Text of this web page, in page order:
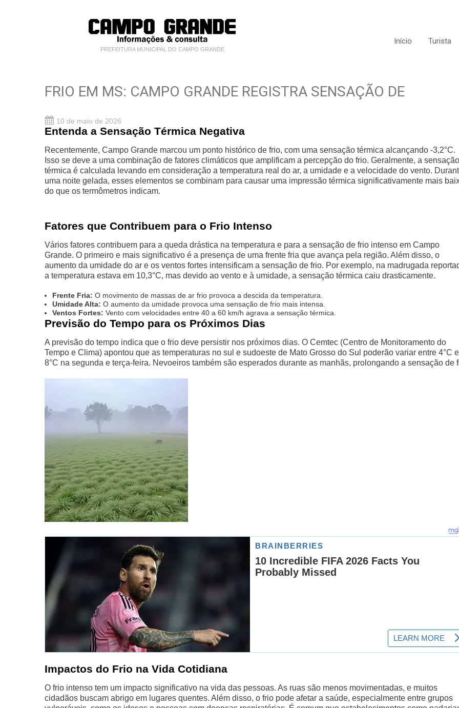
PREFEITURA MUNICIPAL DO CAMPO GRANDE
Início Turista
FRIO EM MS: CAMPO GRANDE REGISTRA SENSAÇÃO DE
10 de maio de 2026
Entenda a Sensação Térmica Negativa
Recentemente, Campo Grande marcou um ponto histórico de frio, com uma sensação térmica alcançando -3,2°C.
Isso se deve a uma combinação de fatores climáticos que amplificam a percepção do frio. Geralmente, a sensação
térmica é calculada levando em consideração a temperatura real do ar, a umidade e a velocidade do vento.
uma noite gelada, esses elementos se combinam para causar uma impressão térmica significativamente mais
do que os termômetros indicam.
Fatores que Contribuem para o Frio Intenso
Vários fatores contribuem para a queda drástica na temperatura e para a sensação de frio intenso em Campo
Grande. O primeiro e mais significativo é a presença de uma frente fria que avança pela região. Além disso, o
aumento da umidade do ar e os ventos fortes intensificam a sensação de frio. Por exemplo, na madrugada
a temperatura estava em 10,3°C, mas devido ao vento e à umidade, a sensação térmica caiu drasticamente.
Frente Fria: O movimento de massas de ar frio provoca a descida da temperatura.
Umidade Alta: O aumento da umidade provoca uma sensação de frio mais intensa.
Ventos Fortes: Vento com velocidades entre 40 a 60 km/h agrava a sensação térmica.
Previsão do Tempo para os Próximos Dias
A previsão do tempo indica que o frio deve persistir nos próximos dias. O Cemtec (Centro de Monitoramento do
Tempo e Clima) apontou que as temperaturas no sul e sudoeste de Mato Grosso do Sul poderão variar entre 4°C e
8°C na segunda e terça-feira. Nevoeiros também são esperados durante as manhãs, prolongando a sensação de
Impactos do Frio na Vida Cotidiana
O frio intenso tem um impacto significativo na vida das pessoas. As ruas são menos movimentadas, e muitos
cidadãos buscam abrigo em lugares quentes. Além disso, o frio pode afetar a saúde, especialmente entre grupos